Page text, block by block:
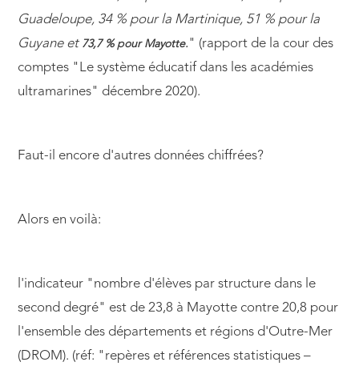
Guadeloupe, 34 % pour la Martinique, 51 % pour la
Guyane et 73,7 % pour Mayotte. " (rapport de la cour des
comptes "Le système éducatif dans les académies
ultramarines" décembre 2020).
Faut-il encore d'autres données chiffrées?
Alors en voilà:
l'indicateur "nombre d'élèves par structure dans le
second degré" est de 23,8 à Mayotte contre 20,8 pour
l'ensemble des départements et régions d'Outre-Mer
(DROM). (réf: "repères et références statistiques –